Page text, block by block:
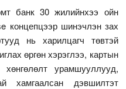
банк 30 жилийнхээ ойн
концепцээр шинэчлэн зах
нь харилцагч төвтэй
өргөн хэрэглээ, картын
урамшууллууд,
хамгаалсан дэвшилтэт